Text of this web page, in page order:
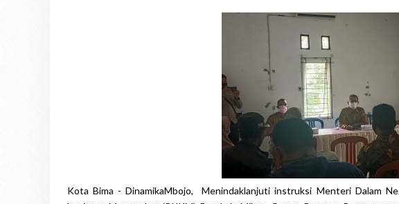
Kota Bima - DinamikaMbojo, Menindaklanjuti instruksi Menteri Dalam